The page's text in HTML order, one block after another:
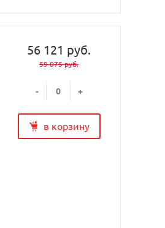
56 121 руб.
59 075 руб.
- +
в корзину